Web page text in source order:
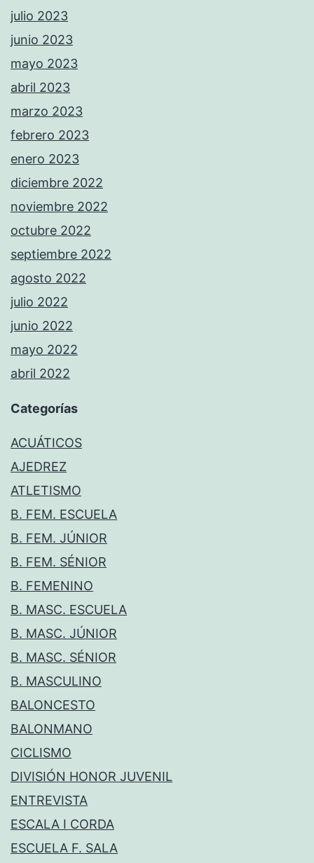
julio 2023
junio 2023
mayo 2023
abril 2023
marzo 2023
febrero 2023
enero 2023
diciembre 2022
noviembre 2022
octubre 2022
septiembre 2022
agosto 2022
julio 2022
junio 2022
mayo 2022
abril 2022
Categorías
ACUÁTICOS
AJEDREZ
ATLETISMO
B. FEM. ESCUELA
B. FEM. JÚNIOR
B. FEM. SÉNIOR
B. FEMENINO
B. MASC. ESCUELA
B. MASC. JÚNIOR
B. MASC. SÉNIOR
B. MASCULINO
BALONCESTO
BALONMANO
CICLISMO
DIVISIÓN HONOR JUVENIL
ENTREVISTA
ESCALA I CORDA
ESCUELA F. SALA